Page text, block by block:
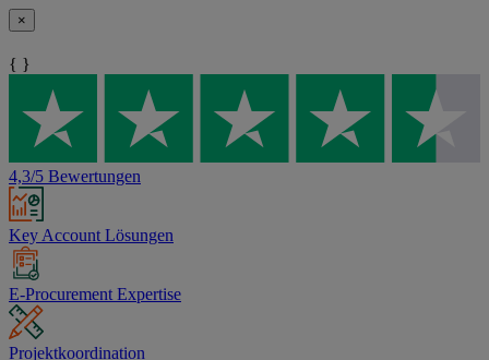
×
{ }
4,3/5 Bewertungen
Key Account Lösungen
E-Procurement Expertise
Projektkoordination